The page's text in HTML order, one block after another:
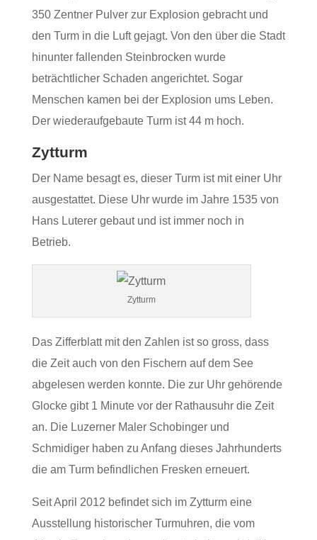
350 Zentner Pulver zur Explosion gebracht und
den Turm in die Luft gejagt. Von den über die Stadt
hinunter fallenden Steinbrocken wurde
beträchtlicher Schaden angerichtet. Sogar
Menschen kamen bei der Explosion ums Leben.
Der wiederaufgebaute Turm ist 44 m hoch.
Zytturm
Der Name besagt es, dieser Turm ist mit einer Uhr
ausgestattet. Diese Uhr wurde im Jahre 1535 von
Hans Luterer gebaut und ist immer noch in
Betrieb.
Zytturm
Das Zifferblatt mit den Zahlen ist so gross, dass
die Zeit auch von den Fischern auf dem See
abgelesen werden konnte. Die zur Uhr gehörende
Glocke gibt 1 Minute vor der Rathausuhr die Zeit
an. Die Luzerner Maler Schobinger und
Schmidiger haben zu Anfang dieses Jahrhunderts
die am Turm befindlichen Fresken erneuert.
Seit April 2012 befindet sich im Zytturm eine
Ausstellung historischer Turmuhren, die vom